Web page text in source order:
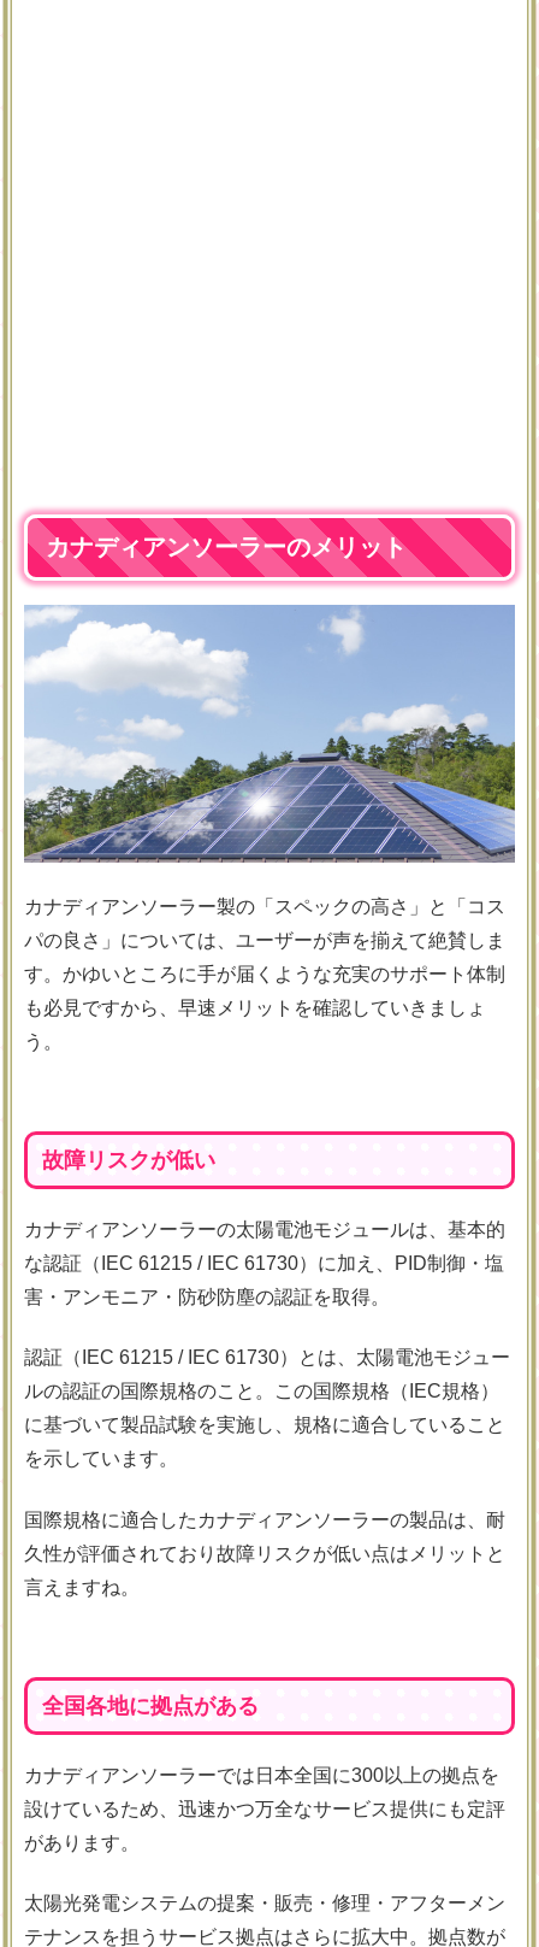
カナディアンソーラーのメリット
カナディアンソーラー製の「スペックの高さ」と「コス
パの良さ」については、ユーザーが声を揃えて絶賛しま
す。かゆいところに手が届くような充実のサポート体制
も必見ですから、早速メリットを確認していきましょ
う。
故障リスクが低い
カナディアンソーラーの太陽電池モジュールは、基本的
な認証（IEC 61215 / IEC 61730）に加え、PID制御・塩
害・アンモニア・防砂防塵の認証を取得。
認証（IEC 61215 / IEC 61730）とは、太陽電池モジュー
ルの認証の国際規格のこと。この国際規格（IEC規格）
に基づいて製品試験を実施し、規格に適合していること
を示しています。
国際規格に適合したカナディアンソーラーの製品は、耐
久性が評価されており故障リスクが低い点はメリットと
言えますね。
全国各地に拠点がある
カナディアンソーラーでは日本全国に300以上の拠点を
設けているため、迅速かつ万全なサービス提供にも定評
があります。
太陽光発電システムの提案・販売・修理・アフターメン
テナンスを担うサービス拠点はさらに拡大中。拠点数が